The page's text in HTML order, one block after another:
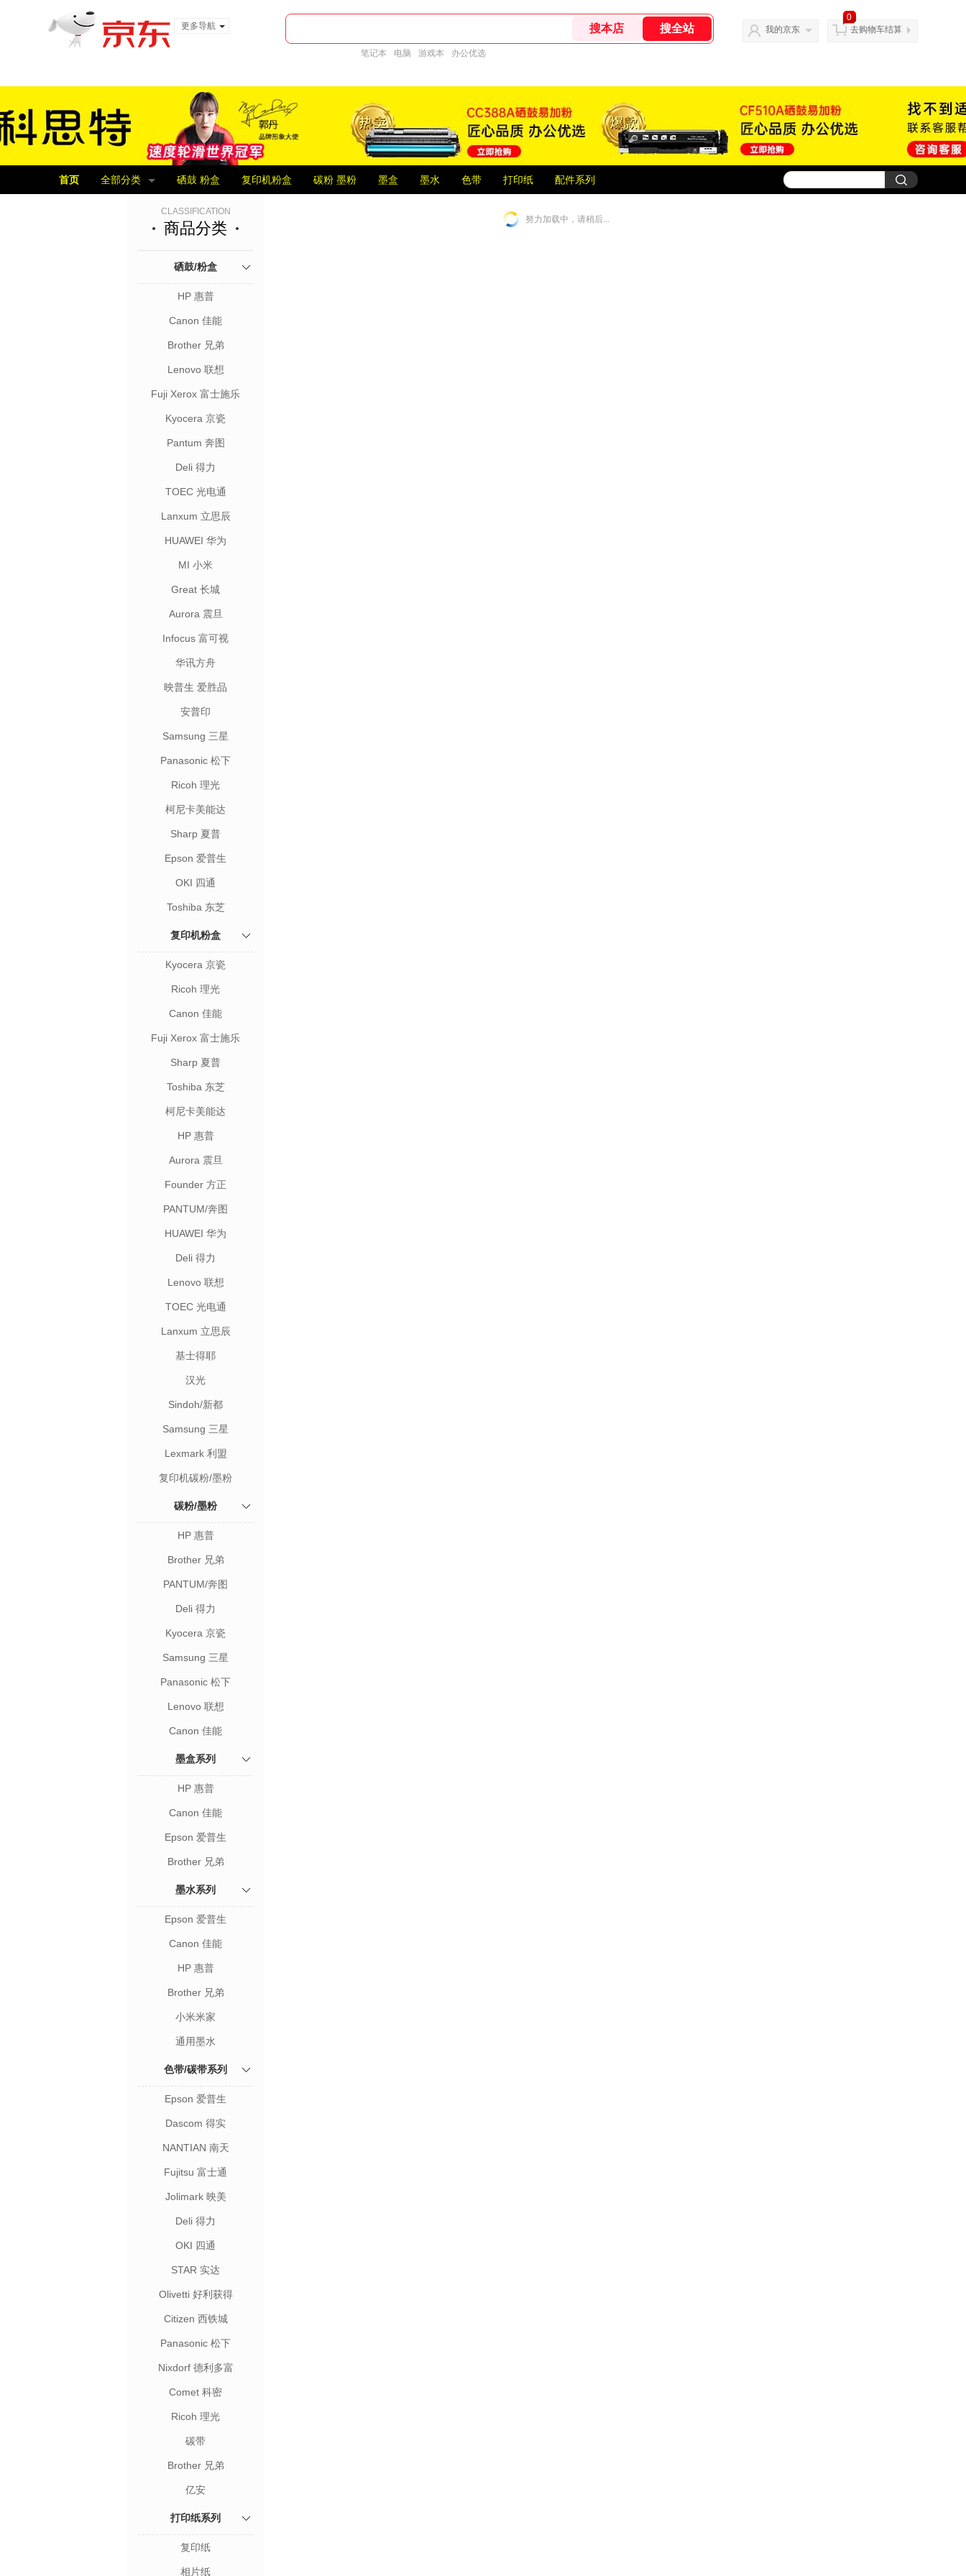
更多导航
笔记本 电脑 游戏本 办公优选
我的京东
0
去购物车结算
首页 全部分类 硒鼓 粉盒 复印机粉盒 碳粉 墨粉 墨盒 墨水 色带 打印纸 配件系列
CLASSIFICATION
商品分类
硒鼓/粉盒
HP 惠普
Canon 佳能
Brother 兄弟
Lenovo 联想
Fuji Xerox 富士施乐
Kyocera 京瓷
Pantum 奔图
Deli 得力
TOEC 光电通
Lanxum 立思辰
HUAWEI 华为
MI 小米
Great 长城
Aurora 震旦
Infocus 富可视
华讯方舟
映普生 爱胜品
安普印
Samsung 三星
Panasonic 松下
Ricoh 理光
柯尼卡美能达
Sharp 夏普
Epson 爱普生
OKI 四通
Toshiba 东芝
复印机粉盒
Kyocera 京瓷
Ricoh 理光
Canon 佳能
Fuji Xerox 富士施乐
Sharp 夏普
Toshiba 东芝
柯尼卡美能达
HP 惠普
Aurora 震旦
Founder 方正
PANTUM/奔图
HUAWEI 华为
Deli 得力
Lenovo 联想
TOEC 光电通
Lanxum 立思辰
基士得耶
汉光
Sindoh/新都
Samsung 三星
Lexmark 利盟
复印机碳粉/墨粉
碳粉/墨粉
HP 惠普
Brother 兄弟
PANTUM/奔图
Deli 得力
Kyocera 京瓷
Samsung 三星
Panasonic 松下
Lenovo 联想
Canon 佳能
墨盒系列
HP 惠普
Canon 佳能
Epson 爱普生
Brother 兄弟
墨水系列
Epson 爱普生
Canon 佳能
HP 惠普
Brother 兄弟
小米米家
通用墨水
色带/碳带系列
Epson 爱普生
Dascom 得实
NANTIAN 南天
Fujitsu 富士通
Jolimark 映美
Deli 得力
OKI 四通
STAR 实达
Olivetti 好利获得
Citizen 西铁城
Panasonic 松下
Nixdorf 德利多富
Comet 科密
Ricoh 理光
碳带
Brother 兄弟
亿安
打印纸系列
复印纸
相片纸
努力加载中，请稍后...